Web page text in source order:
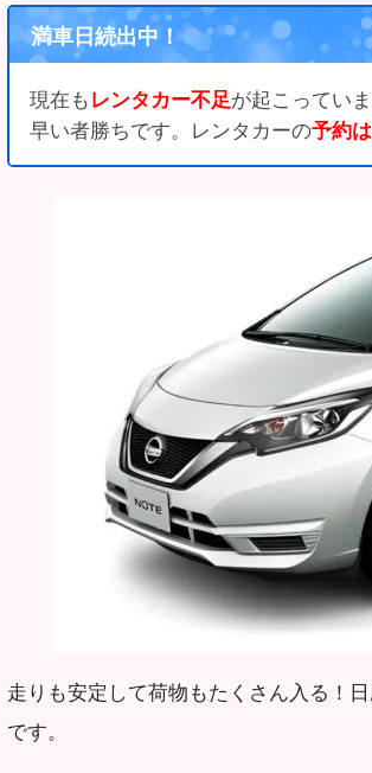
満車日続出中！
現在もレンタカー不足が起こっていま
早い者勝ちです。レンタカーの予約
走りも安定して荷物もたくさん入る！
です。